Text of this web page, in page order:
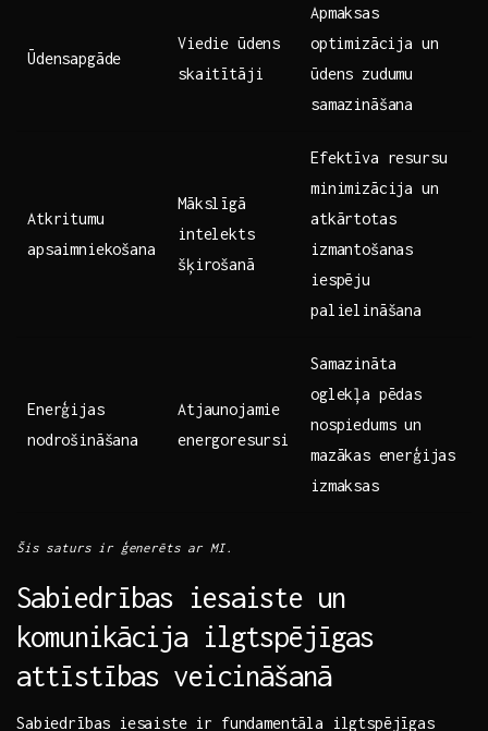
Ūdensapgāde
Viedie ūdens
skaitītāji
Apmaksas
⁤optimizācija un
ūdens zudumu⁢
samazināšana
Atkritumu
apsaimniekošana
Mākslīgā
intelekts
šķirošanā
Efektīva resursu
minimizācija ⁢un
atkārtotas
izmantošanas
‌iespēju
palielināšana
Enerģijas
nodrošināšana
Atjaunojamie
energoresursi
Samazināta
oglekļa pēdas ​
nospiedums un
mazākas ⁣enerģijas
​izmaksas
Šis ‌saturs ir ģenerēts ar MI.
Sabiedrības iesaiste un
komunikācija ‍ilgtspējīgas
attīstības veicināšanā
Sabiedrības ⁢iesaiste ir⁣ fundamentāla ilgtspējīgas‍